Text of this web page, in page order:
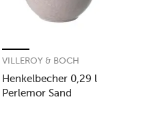
Henkelbecher 0,29 l
Perlemor Sand
VILLEROY & BOCH